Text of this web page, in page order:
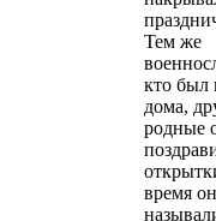
Тем же
кто был
дома,
родные
время